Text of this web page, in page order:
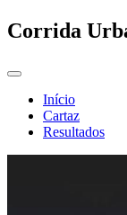
Corrida
Início
Cartaz
Resultados